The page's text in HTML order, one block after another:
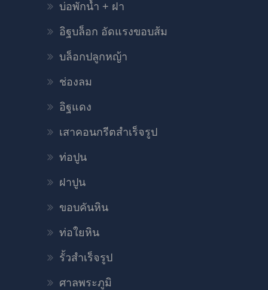
บ่อพักน้ำ + ฝา
อิฐบล็อก อัดแรงขอบส้ม
บล็อกปลูกหญ้า
ช่องลม
อิฐแดง
เสาคอนกรีตสำเร็จรูป
ท่อปูน
ฝาปูน
ขอบคันหิน
ท่อใยหิน
รั้วสำเร็จรูป
ศาลพระภูมิ